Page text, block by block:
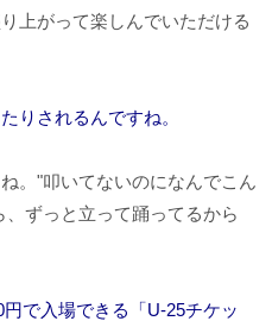
上がって楽しんでいただける
されるんですね。
。"叩いてないのになんでこん
ずっと立って踊ってるから
で入場できる「U-25チケッ